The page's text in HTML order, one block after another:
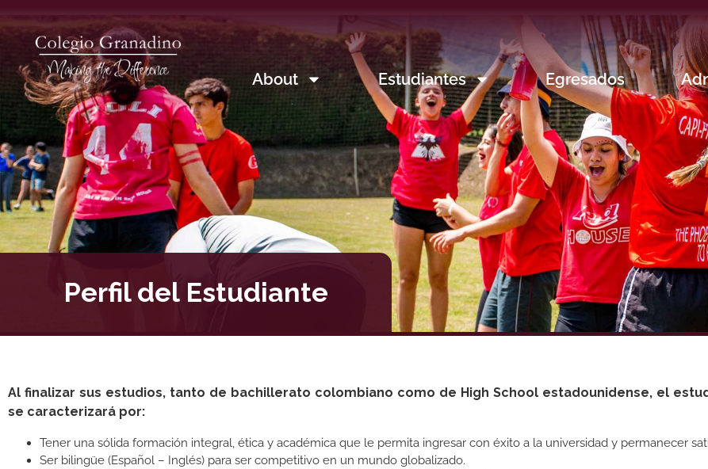
About Estudiantes Egresados
Perfil del Estudiante
Al finalizar sus estudios, tanto de bachillerato colombiano como de High School estadounidense, el
se caracterizará por:
Tener una sólida formación integral, ética y académica que le permita ingresar con éxito a la universidad y permanecer
Ser bilingüe (Español – Inglés) para ser competitivo en un mundo globalizado.